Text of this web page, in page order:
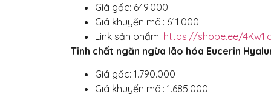
Giá gốc: 649.000
Giá khuyến mãi: 611.000
Link sản phẩm: https://shope.ee/
Tinh chất ngăn ngừa lão hóa Eucerin
Giá gốc: 1.790.000
Giá khuyến mãi: 1.685.000